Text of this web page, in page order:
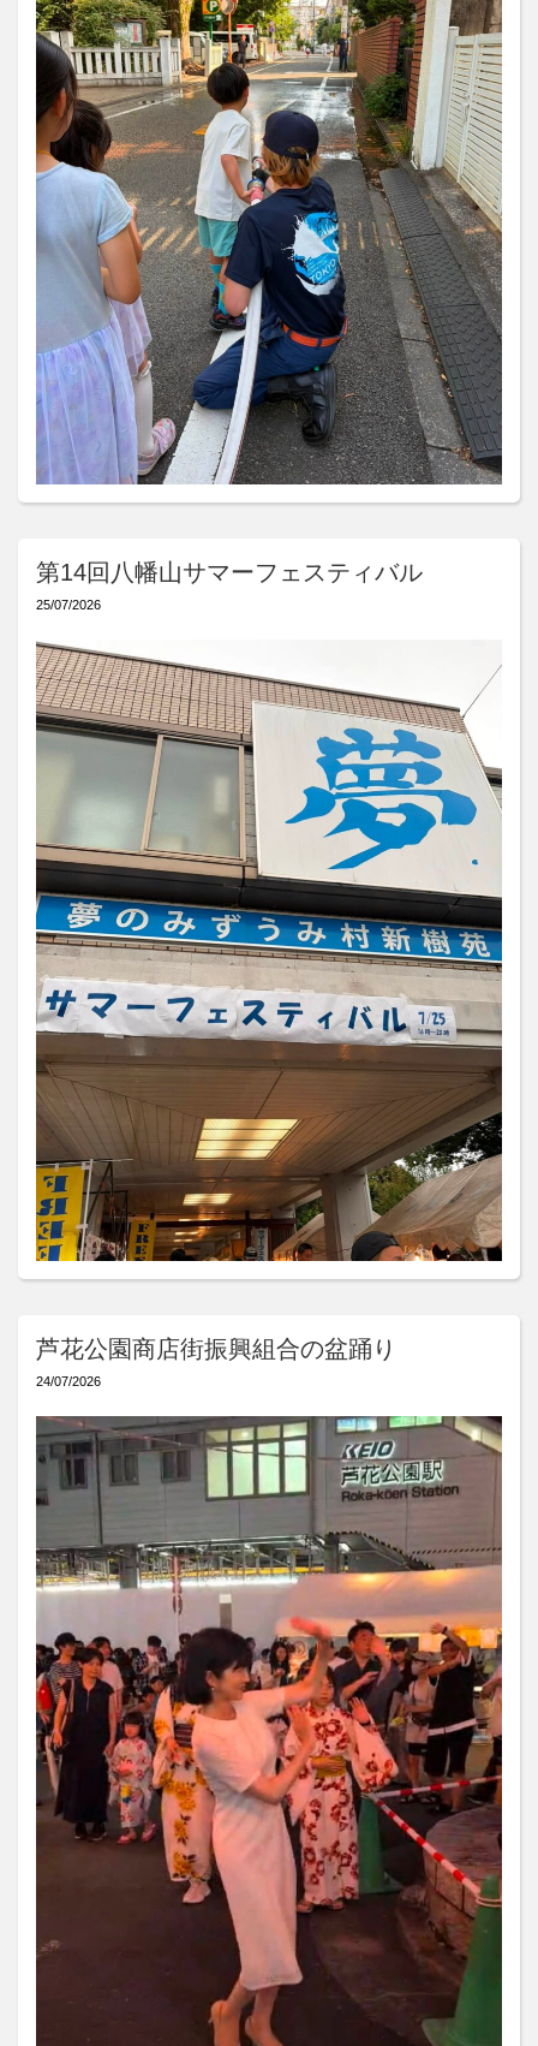
第14回八幡山サマーフェスティバル
25/07/2026
芦花公園商店街振興組合の盆踊り
24/07/2026